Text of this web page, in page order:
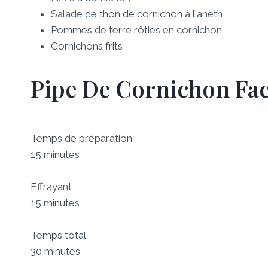
Salade de thon de cornichon à l'aneth
Pommes de terre rôties en cornichon
Cornichons frits
Pipe De Cornichon
Temps de préparation
15 minutes
Effrayant
15 minutes
Temps total
30 minutes